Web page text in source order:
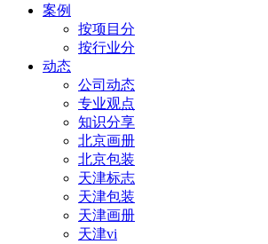
案例
按项目分
按行业分
动态
公司动态
专业观点
知识分享
北京画册
北京包装
天津标志
天津包装
天津画册
天津vi